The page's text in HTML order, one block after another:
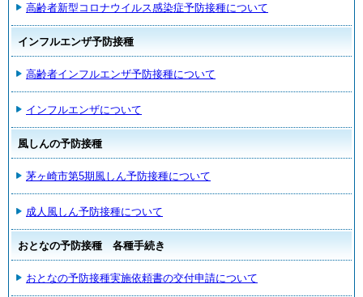
高齢者新型コロナウイルス感染症予防接種について
インフルエンザ予防接種
高齢者インフルエンザ予防接種について
インフルエンザについて
風しんの予防接種
茅ヶ崎市第5期風しん予防接種について
成人風しん予防接種について
おとなの予防接種 各種手続き
おとなの予防接種実施依頼書の交付申請について